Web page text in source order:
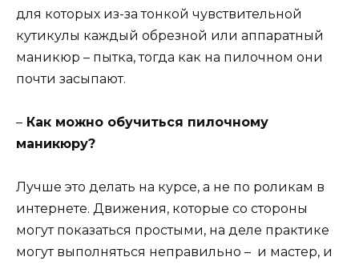
для которых из-за тонкой чувствительной
кутикулы каждый обрезной или аппаратный
маникюр – пытка, тогда как на пилочном они
почти засыпают.
– Как можно обучиться пилочному
маникюру?
Лучше это делать на курсе, а не по роликам в
интернете. Движения, которые со стороны
могут показаться простыми, на деле практике
могут выполняться неправильно – и мастер, и